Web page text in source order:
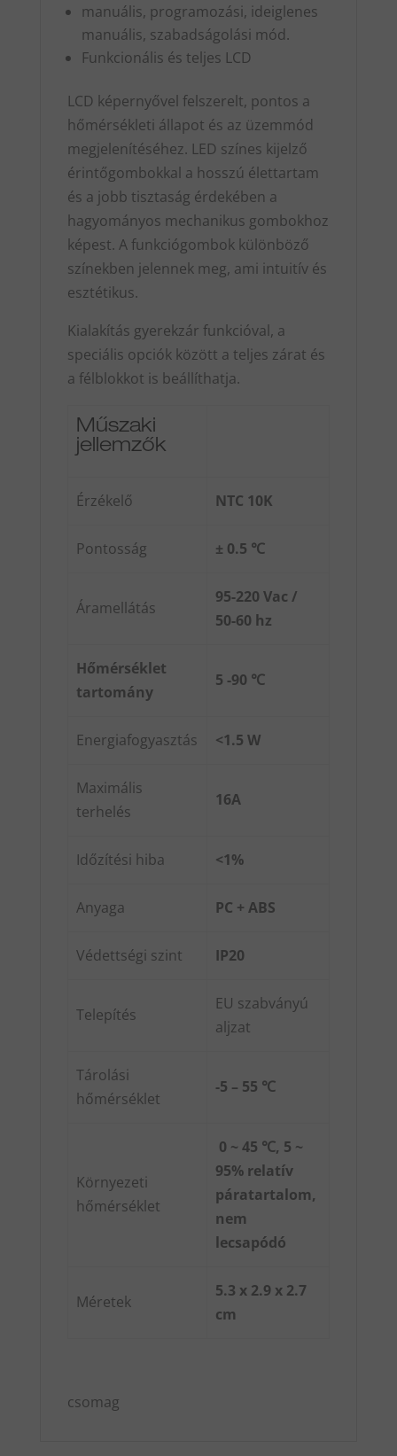
manuális, programozási, ideiglenes
manuális, szabadságolási mód.
Funkcionális és teljes LCD
LCD képernyővel felszerelt, pontos a
hőmérsékleti állapot és az üzemmód
megjelenítéséhez. LED színes kijelző
érintőgombokkal a hosszú élettartam
és a jobb tisztaság érdekében a
hagyományos mechanikus gombokhoz
képest. A funkciógombok különböző
színekben jelennek meg, ami intuitív és
esztétikus.
Kialakítás gyerekzár funkcióval, a
speciális opciók között a teljes zárat és
a félblokkot is beállíthatja.
Műszaki
jellemzők
Érzékelő NTC 10K
Pontosság ± 0.5 ℃
Áramellátás
95-220 Vac /
50-60 hz
Hőmérséklet
tartomány
5 -90 ℃
Energiafogyasztás <1.5 W
Maximális
terhelés
16A
Időzítési hiba <1%
Anyaga PC + ABS
Védettségi szint IP20
Telepítés
EU szabványú
aljzat
Tárolási
hőmérséklet
-5 – 55 ℃
Környezeti
hőmérséklet
0 ~ 45 ℃, 5 ~
95% relatív
páratartalom,
nem
lecsapódó
Méretek
5.3 x 2.9 x 2.7
cm
csomag